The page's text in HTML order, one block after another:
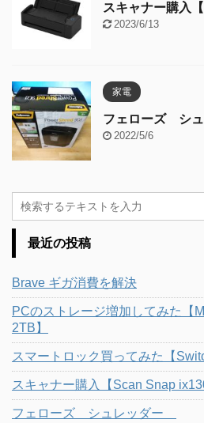
スキャナー購入
2023/6/13
家電
フェローズ シ
2022/5/6
最近の投稿
Brave ギガ消費を解決
PCのストレージ増加してみた【
2TB】
スマートロック買ってみた【
スキャナー購入【Scan Snap
フェローズ シュレッダー